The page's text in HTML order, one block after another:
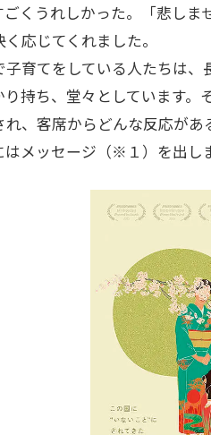
ごくうれしかった。「悲し
応じてくれました。
育てをしている人たちは、
持ち、堂々としています
れ、客席からどんな反応が
メッセージ（※１）を出し